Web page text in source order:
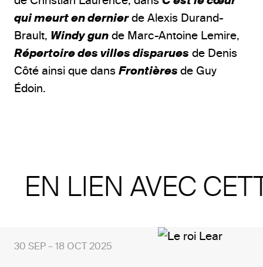
qui meurt en dernier de Alexis Durand-
Brault, Windy gun de Marc-Antoine Lemire,
Répertoire des villes disparues de Denis
Côté ainsi que dans Frontièresde Guy
Édoin.
EN LIEN AVEC
30 SEP – 18 OCT 2025